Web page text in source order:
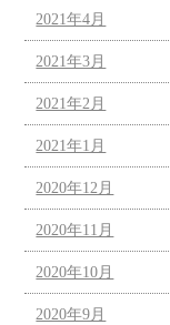
2021年4月
2021年3月
2021年2月
2021年1月
2020年12月
2020年11月
2020年10月
2020年9月